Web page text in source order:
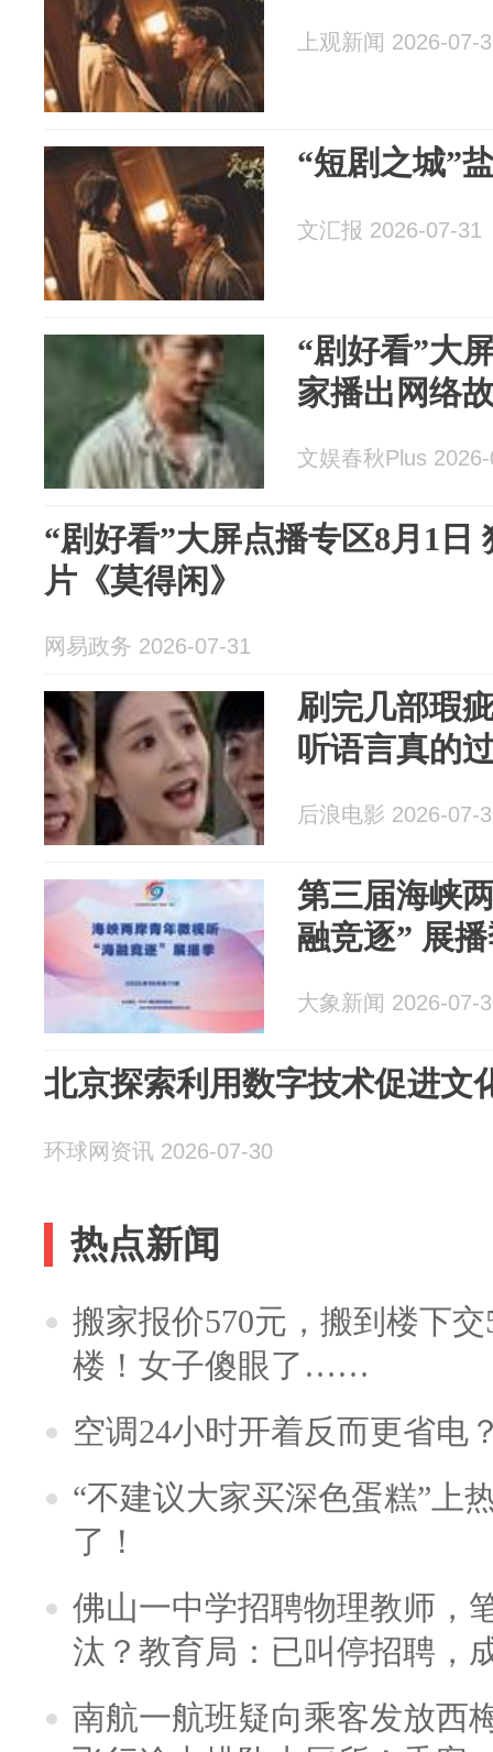
上观新闻 2026-07-
“短剧之城”
文汇报 2026-07-31
“剧好看”大
家播出网络
文娱春秋Plus
“剧好看”大屏点播专区8月1日
片《莫得闲》
网易政务 2026-07-31
刷完几部瑕
听语言真的
后浪电影 2026-07-
第三届海峡
融竞逐” 展
大象新闻 2026-07-
北京探索利用数字技术促进文
环球网资讯 2026-07-30
热点新闻
搬家报价570元，搬到楼下
楼！女子傻眼了……
空调24小时开着反而更省电
“不建议大家买深色蛋糕”上
了！
佛山一中学招聘物理教师，
汰？教育局：已叫停招聘，
南航一航班疑向乘客发放西